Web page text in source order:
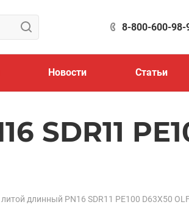
8-800-600-98-
Новости Статьи
SDR11
длинный PN16 SDR11 PE100 D63X50